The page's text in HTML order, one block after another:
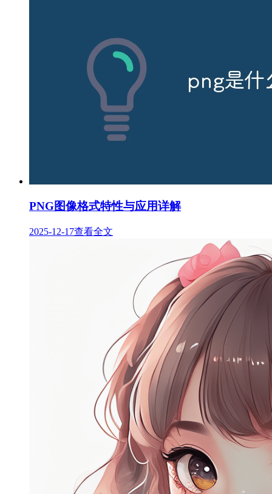
PNG图像格式特性与应用详解
2025-12-17查看全文